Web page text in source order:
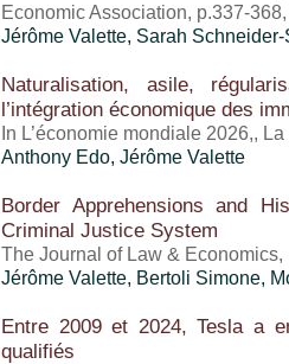
Economic Association, p.337-
Jérôme Valette, Sarah
Naturalisation, asile,
l’intégration économique des
In L’économie mondiale 2026,,
Anthony Edo, Jérôme Valette
Border Apprehensions and
Criminal Justice System
The Journal of Law &
Jérôme Valette, Bertoli Simone,
Entre 2009 et 2024, Tesla a
qualifiés